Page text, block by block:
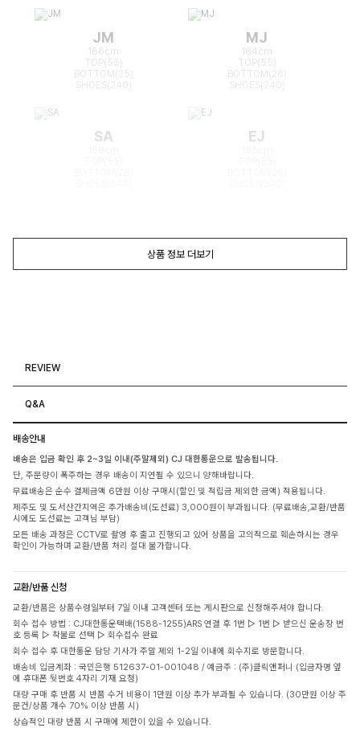
JM
166cm
TOP(55)
BOTTOM(25)
MJ
164cm
TOP(55)
BOTTOM(26)
SA EJ
상품 정보 더보기
REVIEW
Q&A
배송안내
배송은 입금 확인 후 2~3일 이내(주말제외) CJ 대한통운으로 발송됩니다.
단, 주문량이 폭주하는 경우 배송이 지연될 수 있으니 양해바랍니다.
무료배송은 순수 결제금액 6만원 이상 구매시(할인 및 적립금 제외한 금액) 적용됩니다.
제주도 및 도서산간지역은 추가배송비(도선료) 3,000원이 부과됩니다. (무료배송,교환/반품
시에도 도선료는 고객님 부담)
모든 배송 과정은 CCTV로 촬영 후 출고 진행되고 있어 상품을 고의적으로 훼손하시는 경우
확인이 가능하며 교환/반품 처리 절대 불가합니다.
교환/반품 신청
교환/반품은 상품수령일부터 7일 이내 고객센터 또는 게시판으로 신청해주셔야 합니다.
회수 접수 방법 : CJ대한통운택배(1588-1255)ARS 연결 후 1번 ▷ 1번 ▷ 받으신 운송장 번
호 등록 ▷ 착불로 선택 ▷ 회수접수 완료
회수 접수 후 대한통운 담당 기사가 주말 제외 1-2일 이내에 회수지로 방문합니다.
배송비 입금계좌 : 국민은행 512637-01-001048 / 예금주 : (주)클릭앤퍼니 (입금자명 옆
에 휴대폰 뒷번호 4자리 기재 요청)
대량 구매 후 반품 시 반품 수거 비용이 1만원 이상 추가 부과될 수 있습니다. (30만원 이상 주
문건/상품 개수 70% 이상 반품 시)
상습적인 대량 반품 시 구매에 제한이 있을 수 있습니다.